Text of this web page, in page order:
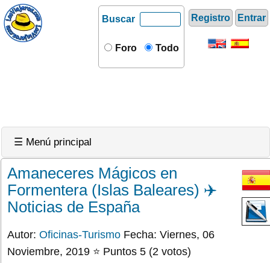
Registro Entrar
Buscar
Foro Todo
☰ Menú principal
Amaneceres Mágicos en
Formentera (Islas Baleares) ✈️
Noticias de España
Autor: Oficinas-Turismo Fecha: Viernes, 06
Noviembre, 2019 ⭐ Puntos 5 (2 votos)